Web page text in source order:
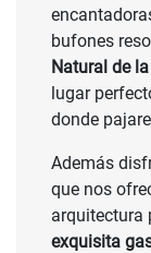
bufones
Natural de
lugar
donde
Además
que nos
arquitectura
exquisita